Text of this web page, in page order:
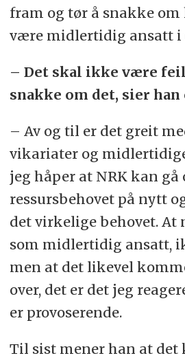
fram og tør å snakke om
være midlertidig ansatt i
– Det skal ikke være
snakke om det, sier
– Av og til er det greit
vikariater og
jeg håper at NRK kan gå
ressursbehovet på nytt
det virkelige behovet. At
som midlertidig ansatt,
men at det likevel
over, det er det jeg
er provoserende.
Til sist mener han at det